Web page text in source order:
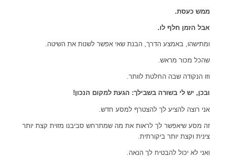
ממש כעסת.
אבל הזמן חלף לו.
ומתישהו, באמצע הדרך, הבנת שאי אפשר לשנות את השיטה.
שהכל מכור מראש.
וזו הנקודה שבה החלטת לוותר.
ובכן, יש לי בשורה בשבילך: הגעת למקום הנכון!
אני רוצה להציע לך להצטרף למסע חדש.
זה מסע שיאפשר לך לראות את מה שמתרחש סביבנו מזוית קצת יותר
צינית וקצת יותר ביקורתית.
ואני לא יכול להבטיח לך הנאה.